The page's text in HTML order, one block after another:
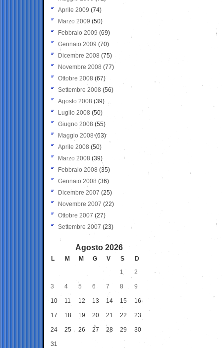
Aprile 2009 (74)
Marzo 2009 (50)
Febbraio 2009 (69)
Gennaio 2009 (70)
Dicembre 2008 (75)
Novembre 2008 (77)
Ottobre 2008 (67)
Settembre 2008 (56)
Agosto 2008 (39)
Luglio 2008 (50)
Giugno 2008 (55)
Maggio 2008(63)
Aprile 2008 (50)
Marzo 2008 (39)
Febbraio 2008 (35)
Gennaio 2008 (36)
Dicembre 2007 (25)
Novembre 2007 (22)
Ottobre 2007 (27)
Settembre 2007 (23)
Agosto 2026
L M M G V S
D
1
2
3 4 5 6 7 8 9
10 11 12 13 14 15 16
17 18 19 20 21 22 23
24 25 26 27 28 29 30
31